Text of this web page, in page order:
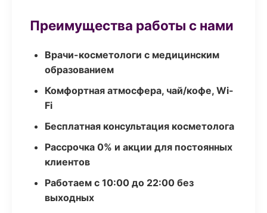
Преимущества работы с нами
Врачи-косметологи с медицинским
образованием
Комфортная атмосфера, чай/кофе, Wi-
Fi
Бесплатная консультация косметолога
Рассрочка 0% и акции для постоянных
клиентов
Работаем с 10:00 до 22:00 без
выходных